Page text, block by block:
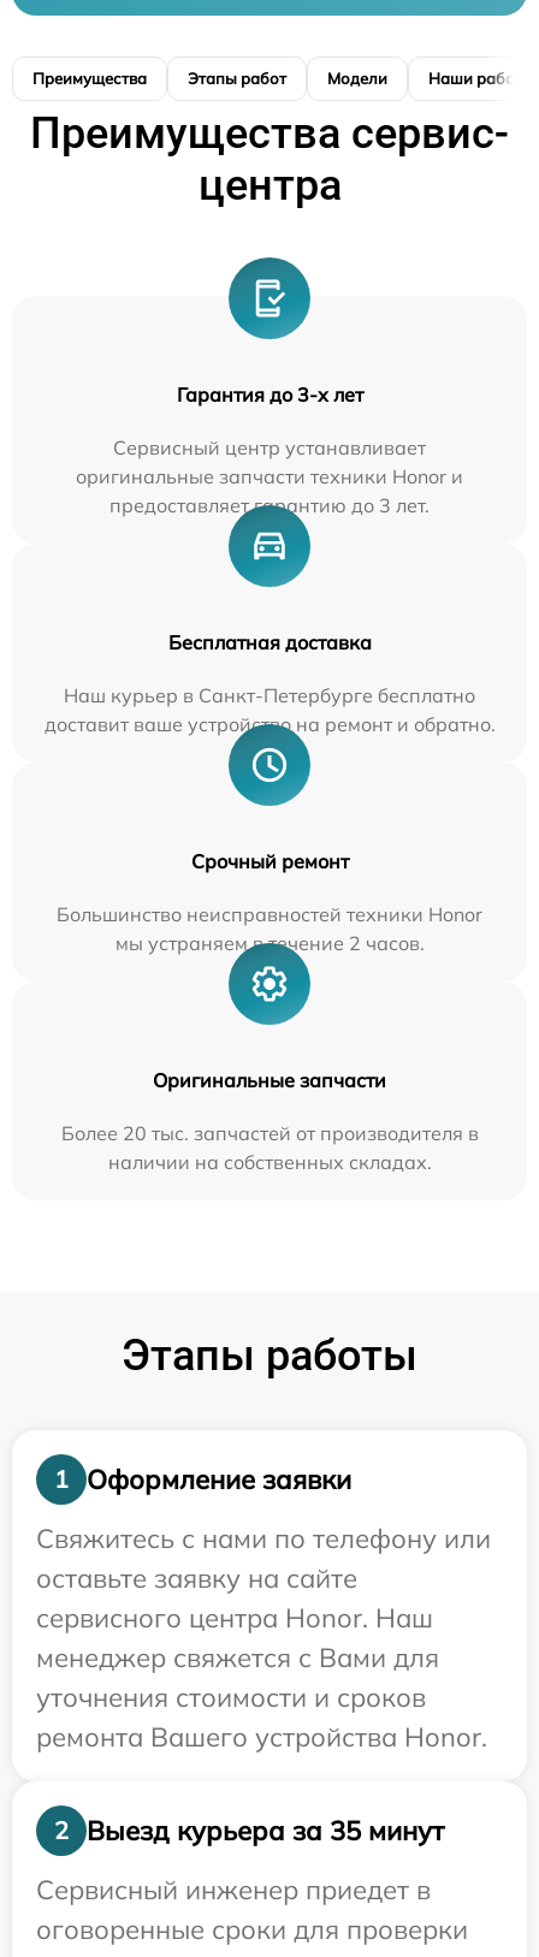
Преимущества Этапы работ Модели Наши работы
Преимущества сервис-
центра
Гарантия до 3-х лет
Сервисный центр устанавливает
оригинальные запчасти техники Honor и
предоставляет гарантию до 3 лет.
Бесплатная доставка
Наш курьер в Санкт-Петербурге бесплатно
доставит ваше устройство на ремонт и обратно.
Срочный ремонт
Большинство неисправностей техники Honor
мы устраняем в течение 2 часов.
Оригинальные запчасти
Более 20 тыс. запчастей от производителя в
наличии на собственных складах.
Этапы работы
1
Оформление заявки
Свяжитесь с нами по телефону или
оставьте заявку на сайте
сервисного центра Honor. Наш
менеджер свяжется с Вами для
уточнения стоимости и сроков
ремонта Вашего устройства Honor.
2
Выезд курьера за 35 минут
Сервисный инженер приедет в
оговоренные сроки для проверки